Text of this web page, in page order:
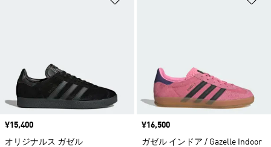
価格
¥15,400
オリジナルス ガゼル
価格
¥16,500
ガゼル インドア / Gazelle Indoor